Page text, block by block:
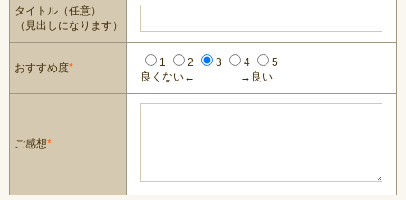
タイトル（任意）
（見出しになります）
おすすめ度* 1 2 3 4
5
良くない←
→良い
ご感想*